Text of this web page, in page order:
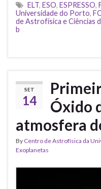
ELT, ESO, ESPRESSO,
Universidade do Porto,
de Astrofísica e Ciências
b
SET
14
Óxido
atmosfera
By Centro de Astrofísica da
Exoplanetas